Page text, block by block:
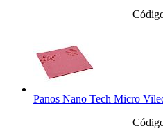
Panos Nano Tech Micro